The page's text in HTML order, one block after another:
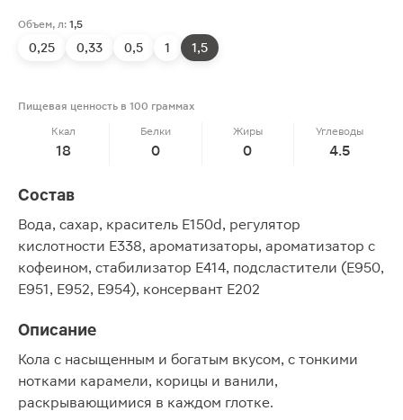
Объем, л: 1,5
0,25 0,33 0,5 1 1,5
Пищевая ценность в 100 граммах
Ккал
18
Белки
0
Жиры
0
Углеводы
4.5
Состав
Вода, сахар, краситель E150d, регулятор
кислотности Е338, ароматизаторы, ароматизатор с
кофеином, стабилизатор Е414, подсластители (Е950,
Е951, Е952, Е954), консервант Е202
Описание
Кола с насыщенным и богатым вкусом, с тонкими
нотками карамели, корицы и ванили,
раскрывающимися в каждом глотке.